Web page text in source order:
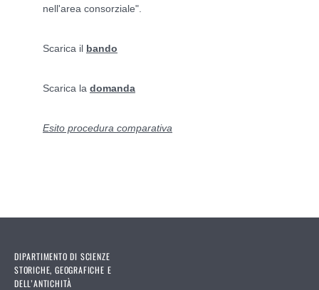
nell'area consorziale".
Scarica il bando
Scarica la domanda
Esito procedura comparativa
DIPARTIMENTO DI SCIENZE
STORICHE, GEOGRAFICHE E
DELL’ANTICHITÀ